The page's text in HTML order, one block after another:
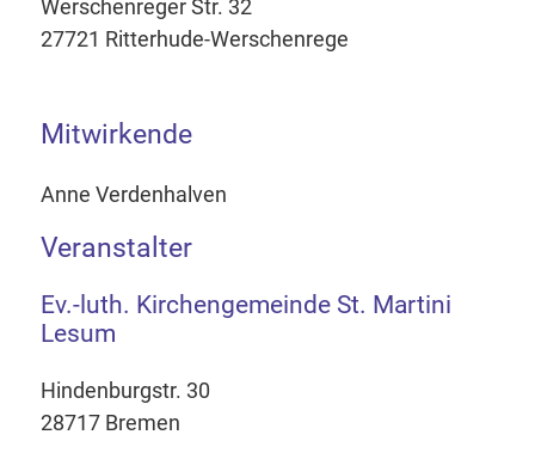
Werschenreger Str. 32
27721 Ritterhude-Werschenrege
Mitwirkende
Anne Verdenhalven
Veranstalter
Ev.-luth. Kirchengemeinde St. Martini
Lesum
Hindenburgstr. 30
28717 Bremen